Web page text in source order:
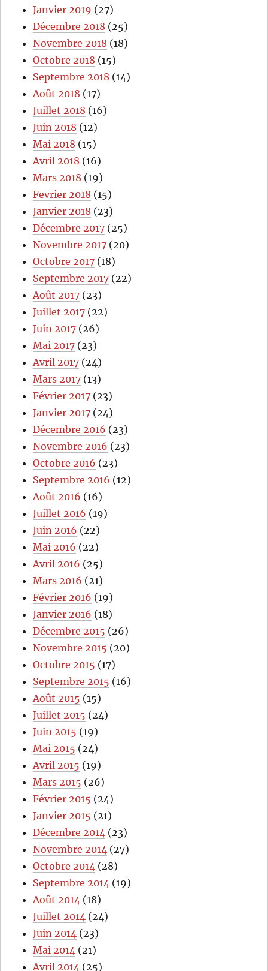
Janvier 2019 (27)
Décembre 2018 (25)
Novembre 2018 (18)
Octobre 2018 (15)
Septembre 2018 (14)
Août 2018 (17)
Juillet 2018 (16)
Juin 2018 (12)
Mai 2018 (15)
Avril 2018 (16)
Mars 2018 (19)
Fevrier 2018 (15)
Janvier 2018 (23)
Décembre 2017 (25)
Novembre 2017 (20)
Octobre 2017 (18)
Septembre 2017 (22)
Août 2017 (23)
Juillet 2017 (22)
Juin 2017 (26)
Mai 2017 (23)
Avril 2017 (24)
Mars 2017 (13)
Février 2017 (23)
Janvier 2017 (24)
Décembre 2016 (23)
Novembre 2016 (23)
Octobre 2016 (23)
Septembre 2016 (12)
Août 2016 (16)
Juillet 2016 (19)
Juin 2016 (22)
Mai 2016 (22)
Avril 2016 (25)
Mars 2016 (21)
Février 2016 (19)
Janvier 2016 (18)
Décembre 2015 (26)
Novembre 2015 (20)
Octobre 2015 (17)
Septembre 2015 (16)
Août 2015 (15)
Juillet 2015 (24)
Juin 2015 (19)
Mai 2015 (24)
Avril 2015 (19)
Mars 2015 (26)
Février 2015 (24)
Janvier 2015 (21)
Décembre 2014 (23)
Novembre 2014 (27)
Octobre 2014 (28)
Septembre 2014 (19)
Août 2014 (18)
Juillet 2014 (24)
Juin 2014 (23)
Mai 2014 (21)
Avril 2014 (25)